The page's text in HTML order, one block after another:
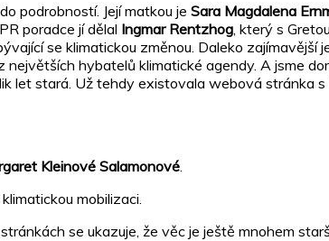
podrobností. Její matkou je Sara Magdalena
poradce jí dělal Ingmar Rentzhog , který s
se klimatickou změnou. Daleko zajímavější
největších hybatelů klimatické agendy. A jsme
let stará. Už tehdy existovala webová stránka
Kleinové Salamonové
mobilizaci.
se ukazuje, že věc je ještě mnohem